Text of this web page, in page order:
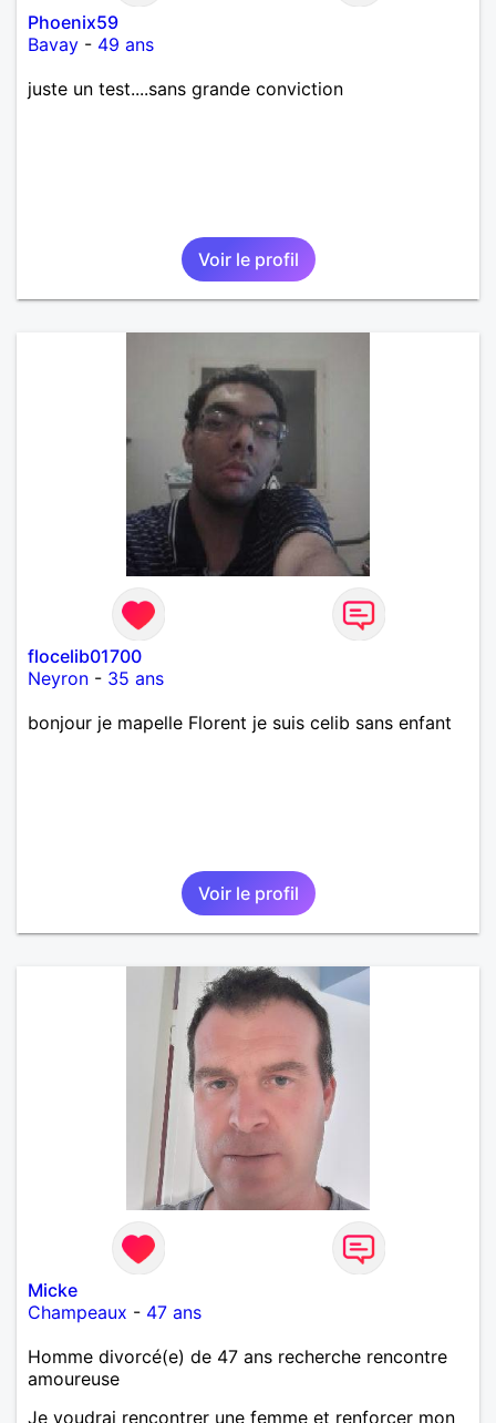
Phoenix59
Bavay - 49 ans
juste un test....sans grande conviction
Voir le profil
flocelib01700
Neyron - 35 ans
bonjour je mapelle Florent je suis celib sans enfant
Voir le profil
Micke
Champeaux - 47 ans
Homme divorcé(e) de 47 ans recherche rencontre
amoureuse
Je voudrai rencontrer une femme et renforcer mon